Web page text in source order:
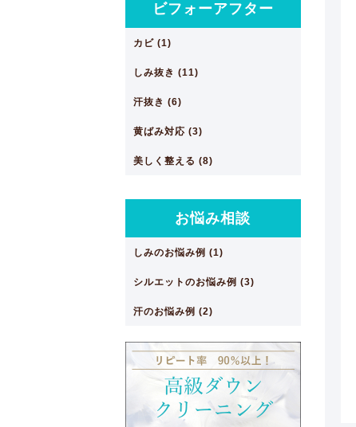
ビフォーアフター
カビ (1)
しみ抜き (11)
汗抜き (6)
黄ばみ対応 (3)
美しく整える (8)
お悩み相談
しみのお悩み例 (1)
シルエットのお悩み例 (3)
汗のお悩み例 (2)